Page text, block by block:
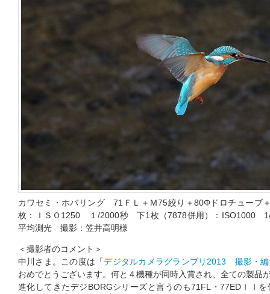
カワセミ・ホバリング 71ＦＬ＋Ｍ75絞り＋80Φドロチューブ
枚：ＩＳＯ1250 １/2000秒 下1枚（7878併用）：ISO1000
平均測光 撮影：笠井高明様
＜撮影者のコメント＞
中川さま。この度は「デジタルカメラグランプリ2013 撮影・
おめでとうございます。何と４機種が同時入賞され、全ての製品
進化してきたデジBORGシリーズと言うのも71FL・77EDＩＩ